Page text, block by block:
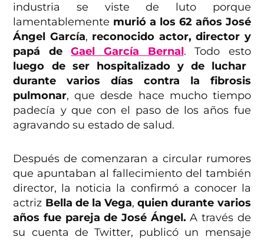
industria se viste de luto porque
lamentablemente murió a los 62 años José
Ángel García, reconocido actor, director y
papá deGael García Bernal. Todo esto
luego de ser hospitalizado y de luchar
durante varios días contra la fibrosis
pulmonar, que desde hace mucho tiempo
padecía y que con el paso de los años fue
agravando su estado de salud.
Después de comenzaran a circular rumores
que apuntaban al fallecimiento del también
director, la noticia la confirmó a conocer la
actriz Bella de la Vega,quien durante varios
años fue pareja de José Ángel. A través de
su cuenta de Twitter, publicó un mensaje